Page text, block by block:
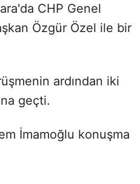
CHP Genel
Özgür Özel ile bir
ardından iki
geçti.
İmamoğlu konuşma